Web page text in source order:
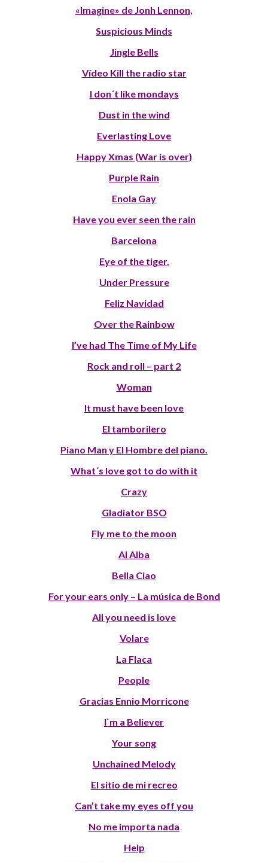
«Imagine» de Jonh Lennon,
Suspicious Minds
Jingle Bells
Vídeo Kill the radio star
I don´t like mondays
Dust in the wind
Everlasting Love
Happy Xmas (War is over)
Purple Rain
Enola Gay
Have you ever seen the rain
Barcelona
Eye of the tiger.
Under Pressure
Feliz Navidad
Over the Rainbow
I’ve had The Time of My Life
Rock and roll – part 2
Woman
It must have been love
El tamborilero
Piano Man y El Hombre del piano.
What´s love got to do with it
Crazy
Gladiator BSO
Fly me to the moon
Al Alba
Bella Ciao
For your ears only – La música de Bond
All you need is love
Volare
La Flaca
People
Gracias Ennio Morricone
I`m a Believer
Your song
Unchained Melody
El sitio de mi recreo
Can’t take my eyes off you
No me importa nada
Help